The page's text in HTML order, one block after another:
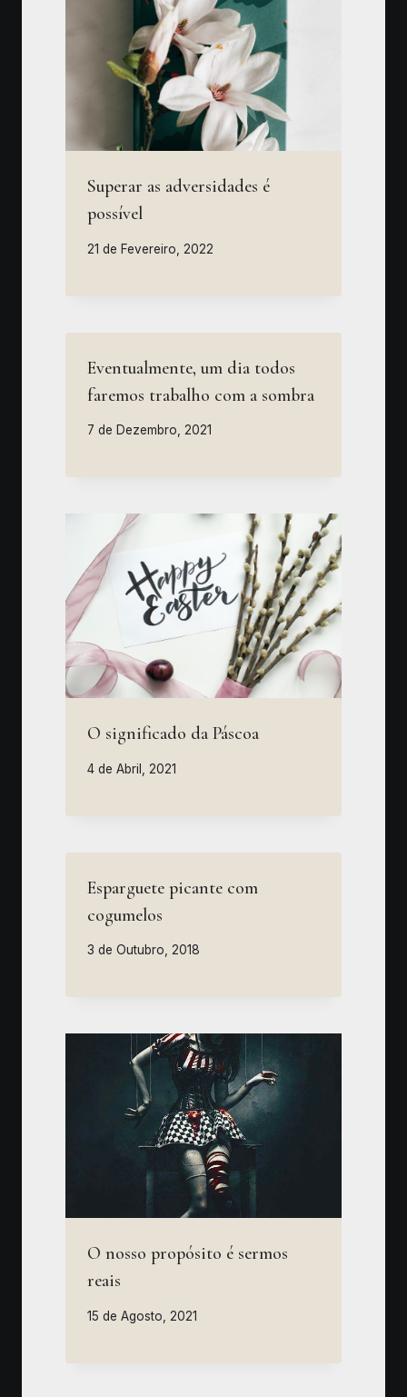
Superar as adversidades é
possível
21 de Fevereiro, 2022
Eventualmente, um dia todos
faremos trabalho com a sombra
7 de Dezembro, 2021
O significado da Páscoa
4 de Abril, 2021
Esparguete picante com
cogumelos
3 de Outubro, 2018
O nosso propósito é sermos
reais
15 de Agosto, 2021